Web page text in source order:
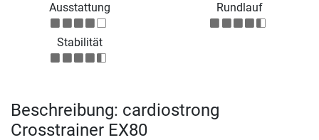
Ausstattung
Rundlauf
Stabilität
Beschreibung: cardiostrong
Crosstrainer EX80